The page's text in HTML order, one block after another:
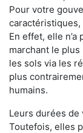
Pour votre
En effet, elle n’a
marchant le
les sols via les
plus
humains.
Leurs durées de
Toutefois, elles